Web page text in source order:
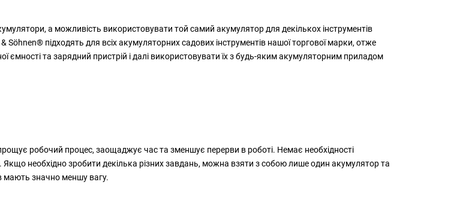
а можливість використовувати той самий акумулятор для декількох інструментів
підходять для всіх акумуляторних садових інструментів нашої торгової марки, отже
та зарядний пристрій і далі використовувати їх з будь-яким акумуляторним приладом
робочий процес, заощаджує час та зменшує перерви в роботі. Немає необхідності
Якщо необхідно зробити декілька різних завдань, можна взяти з собою лише один акумулятор та
мають значно меншу вагу.